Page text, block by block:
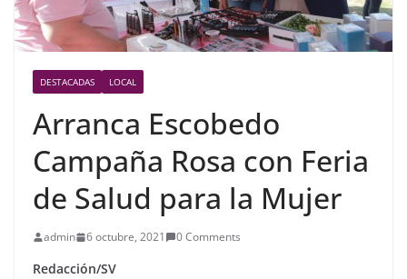
DESTACADAS LOCAL
Arranca Escobedo
Campaña Rosa con Feria
de Salud para la Mujer
admin 6 octubre, 2021 0 Comments
Redacción/SV